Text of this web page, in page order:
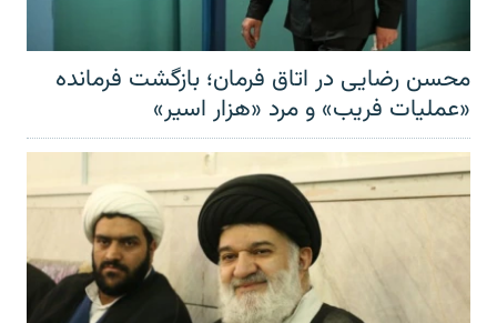
محسن رضایی در اتاق فرمان؛ بازگشت فرمانده
«عملیات فریب» و مرد «هزار اسیر»